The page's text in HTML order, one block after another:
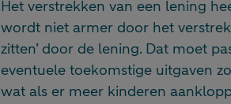
Het verstrekken van een lening
wordt niet armer door het
zitten’ door de lening. Dat moet
eventuele toekomstige uitgaven
wat als er meer kinderen